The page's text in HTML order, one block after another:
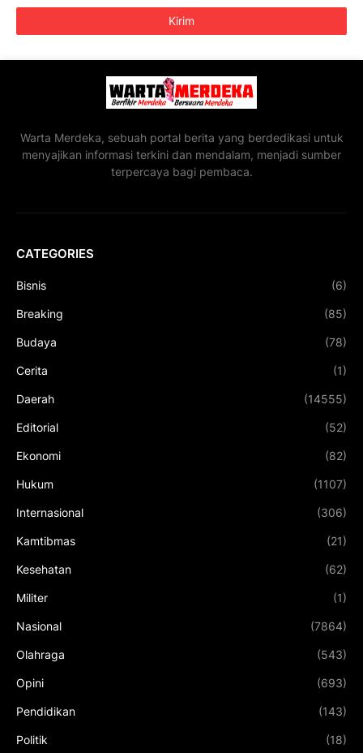
Warta Merdeka, sebuah portal berita yang berdedikasi untuk
menyajikan informasi terkini dan mendalam, menjadi sumber
terpercaya bagi pembaca.
CATEGORIES
Bisnis (6)
Breaking (85)
Budaya (78)
Cerita (1)
Daerah (14555)
Editorial (52)
Ekonomi (82)
Hukum (1107)
Internasional (306)
Kamtibmas (21)
Kesehatan (62)
Militer (1)
Nasional (7864)
Olahraga (543)
Opini (693)
Pendidikan (143)
Politik (18)